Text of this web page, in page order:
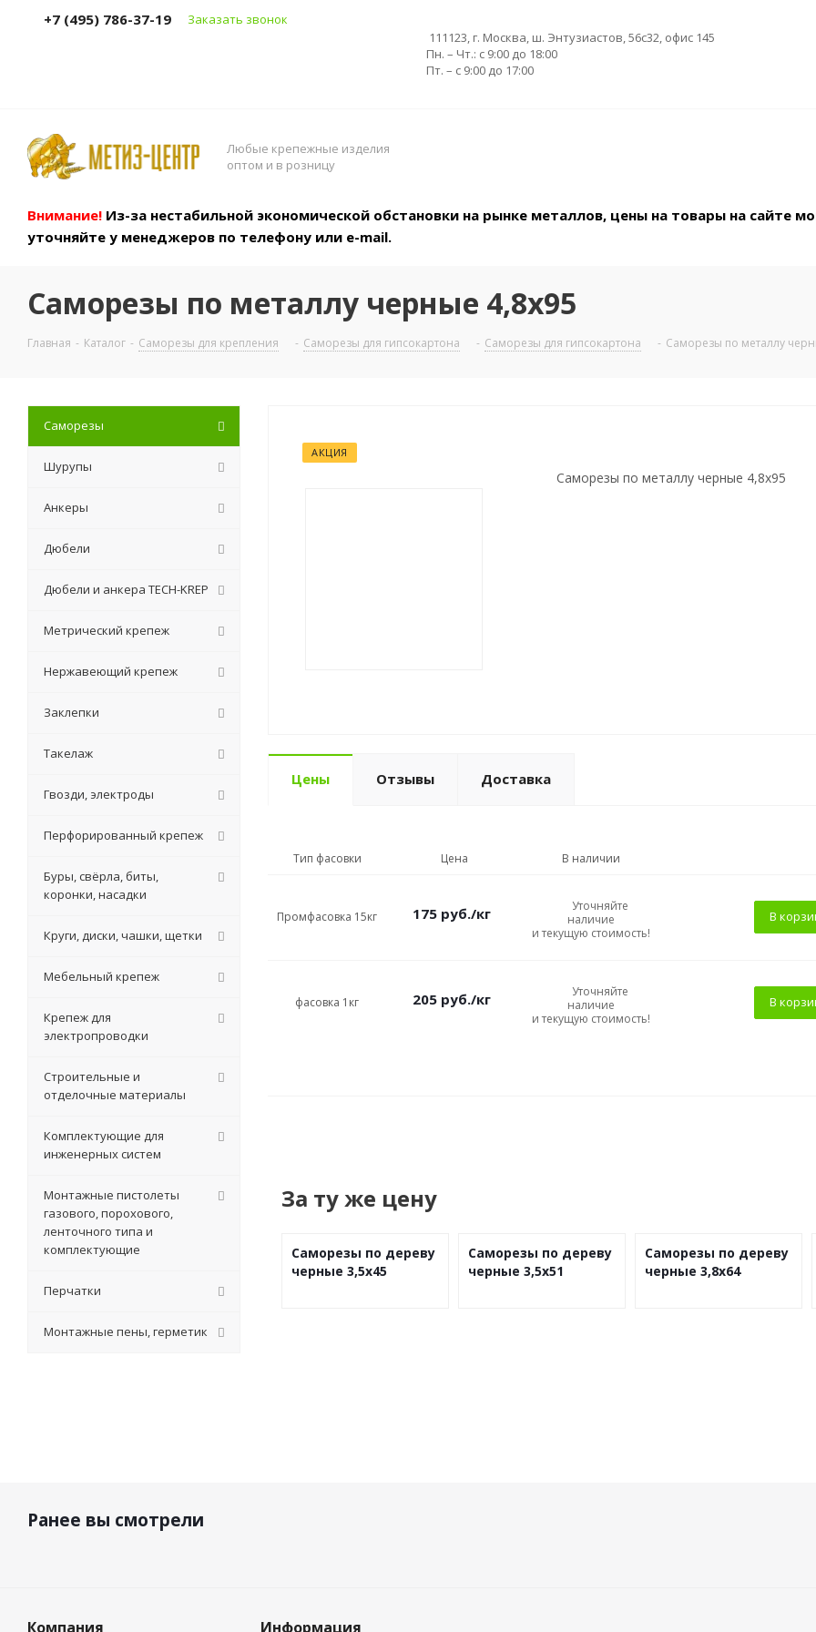
+7 (495) 786-37-19
Заказать звонок
111123, г. Москва, ш. Энтузиастов, 56с32, офис 145
Пн. – Чт.: с 9:00 до 18:00
Пт. – с 9:00 до 17:00
Любые крепежные изделия
оптом и в розницу
Внимание! Из-за нестабильной экономической обстановки на рынке металлов, цены на товары на сайте
уточняйте у менеджеров по телефону или e-mail.
Саморезы по металлу черные 4,8х95
Главная - Каталог - Саморезы для крепления - Саморезы для гипсокартона - Саморезы для гипсокартона - Саморезы по металлу
АКЦИЯ
Саморезы по металлу черные 4,8х95
Цены Отзывы Доставка
Тип фасовки Цена В наличии
Промфасовка 15кг 175руб./кг
Уточняйте
наличие
и текущую стоимость!
В
фасовка 1кг 205руб./кг
Уточняйте
наличие
и текущую стоимость!
В
За ту же цену
Саморезы по дереву
черные 3,5х45
Саморезы по дереву
черные 3,5х51
Саморезы по дереву
черные 3,8х64
Саморезы
Шурупы
Анкеры
Дюбели
Дюбели и анкера TECH-KREP
Метрический крепеж
Нержавеющий крепеж
Заклепки
Такелаж
Гвозди, электроды
Перфорированный крепеж
Буры, свёрла, биты,
коронки, насадки
Круги, диски, чашки, щетки
Мебельный крепеж
Крепеж для
электропроводки
Строительные и
отделочные материалы
Комплектующие для
инженерных систем
Монтажные пистолеты
газового, порохового,
ленточного типа и
комплектующие
Перчатки
Монтажные пены, герметик
Ранее вы смотрели
Компания Информация